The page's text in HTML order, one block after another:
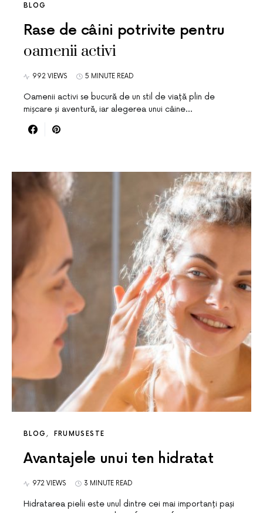
BLOG
Rase de câini potrivite pentru
oamenii activi
992 VIEWS 5 MINUTE READ
Oamenii activi se bucură de un stil de viață plin de
mișcare și aventură, iar alegerea unui câine…
BLOG FRUMUSESTE
Avantajele unui ten hidratat
972 VIEWS 3 MINUTE READ
Hidratarea pielii este unul dintre cei mai importanți pași